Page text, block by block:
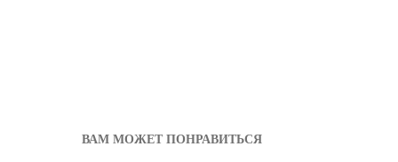
ВАМ МОЖЕТ ПОНРАВИТЬСЯ